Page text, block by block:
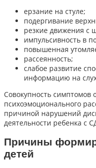
ерзание на стуле;
подергивание
резкие движения с
импульсивность в
повышенная
рассеянность;
слабое развитие
информацию на
Совокупность симптомов
психоэмоционального
причиной нарушений
деятельности ребенка с
Причины
детей